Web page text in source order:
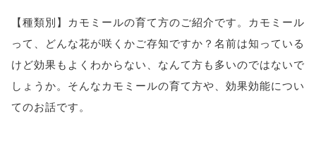
【種類別】カモミールの育て方のご紹介です。カモミール
って、どんな花が咲くかご存知ですか？名前は知っている
けど効果もよくわからない、なんて方も多いのではないで
しょうか。そんなカモミールの育て方や、効果効能につい
てのお話です。